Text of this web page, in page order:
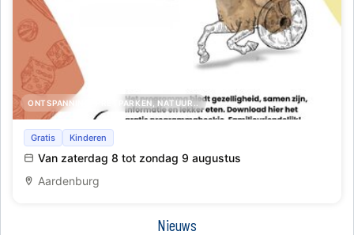
ONTSPANNING, PRETPARKEN, NATUUR..
Tweedaags Romeins Festival Ludi Romani (G)een
kinderspel
Gratis Kinderen
Van zaterdag 8 tot zondag 9 augustus
Aardenburg
Nieuws